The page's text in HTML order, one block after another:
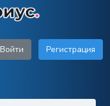
Войти Регистрация